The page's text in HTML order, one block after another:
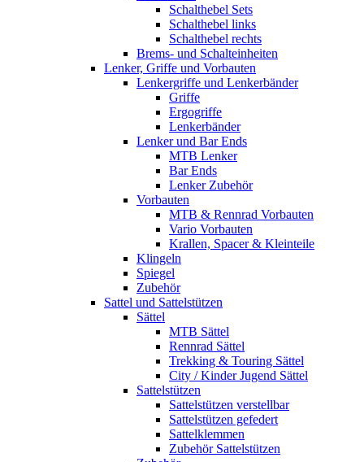
Schalthebel Sets
Schalthebel links
Schalthebel rechts
Brems- und Schalteinheiten
Lenker, Griffe und Vorbauten
Lenkergriffe und Lenkerbänder
Griffe
Ergogriffe
Lenkerbänder
Lenker und Bar Ends
MTB Lenker
Bar Ends
Lenker Zubehör
Vorbauten
MTB & Rennrad Vorbauten
Vario Vorbauten
Krallen, Spacer & Kleinteile
Klingeln
Spiegel
Zubehör
Sattel und Sattelstützen
Sättel
MTB Sättel
Rennrad Sättel
Trekking & Touring Sättel
City / Kinder Jugend Sättel
Sattelstützen
Sattelstützen verstellbar
Sattelstützen gefedert
Sattelklemmen
Zubehör Sattelstützen